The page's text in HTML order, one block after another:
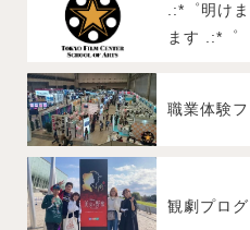
.:*゜明け
ます .:*゜
観劇プロ